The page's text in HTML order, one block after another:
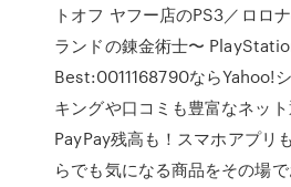
トオフ ヤフー店のPS3／ロロ
ランドの錬金術士〜
Best:0011168790ならYahoo!
キングや口コミも豊富なネッ
PayPay残高も！スマホアプリ
らでも気になる商品をその場